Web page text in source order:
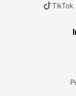
TikTok